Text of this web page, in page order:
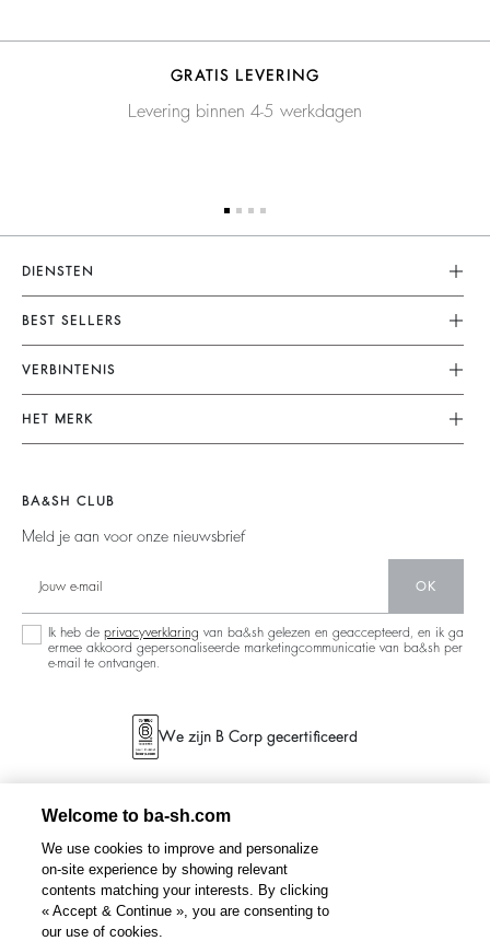
GRATIS LEVERING
Levering binnen 4-5 werkdagen
DIENSTEN
Klantenservice
FAQ
Terugzenden En Terugbetaling
Algemene Voorwaarden
Juridische Kennisgeving
BEST SELLERS
Jurken
Combinaties
Tops & Blousen
Truien & Vesten
VERBINTENIS
Ons Engagement
Planeet
Circulariteit
Gemeenschap
Duurzame Collectie
HET MERK
Barbara & Sharon
Nieuwe Collectie
BA&SH CLUB
Meld je aan voor onze nieuwsbrief
OK
Ik heb de privacyverklaring van ba&sh gelezen en geaccepteerd, en ik ga
ermee akkoord gepersonaliseerde marketingcommunicatie van ba&sh per
e-mail te ontvangen.
We zijn B Corp gecertificeerd
Welcome to ba-sh.com
We use cookies to improve and personalize
on-site experience by showing relevant
contents matching your interests. By clicking
« Accept & Continue », you are consenting to
our use of cookies.